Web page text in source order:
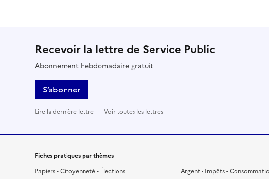
Recevoir la lettre de Service Public
Abonnement hebdomadaire gratuit
S’abonner
Lire la dernière lettre Voir toutes les lettres
Fiches pratiques par thèmes
Papiers - Citoyenneté - Élections
Argent - Impôts -